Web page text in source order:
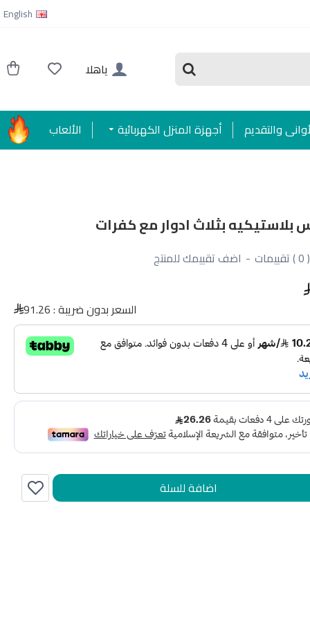
English
ياهلا
والتقديم أجهزة المنزل الكهربائية الألعاب
بلاستيكيه بثلاث ادوار مع كفرات
( 0 ) تقييمات - اضف تقييمك للمنتج
السعر بدون ضريبة :91.26
اضافة للسلة